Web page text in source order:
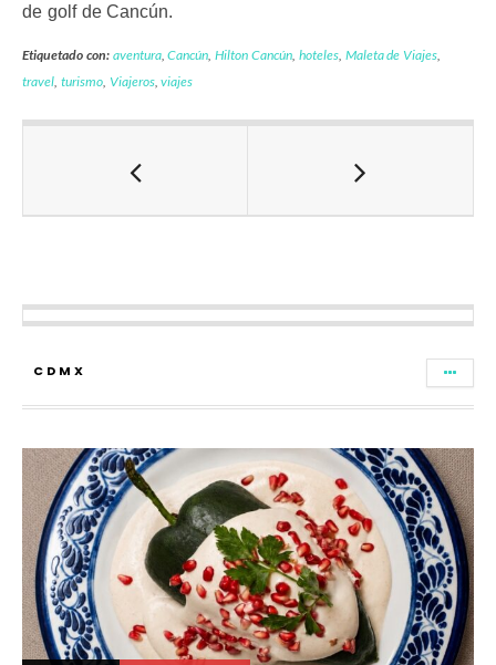
de golf de Cancún.
Etiquetado con: aventura,Cancún ,Hilton Cancún hoteles, Maleta de Viajes
travel turismo, Viajeros,viajes
CDMX